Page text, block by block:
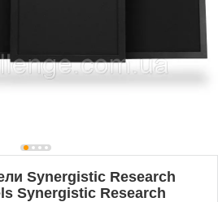
Synergistic Research
Synergistic Research